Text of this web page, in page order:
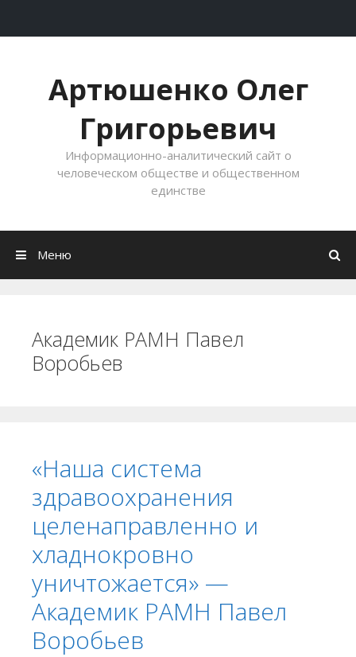
Артюшенко Олег
Григорьевич
Информационно-аналитический сайт о
человеческом обществе и общественном
единстве
Меню
Академик РАМН Павел
Воробьев
«Наша система
здравоохранения
целенаправленно и
хладнокровно
уничтожается» —
Академик РАМН Павел
Воробьев